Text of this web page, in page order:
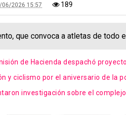
06/2026 15:57 189
que convoca a atletas de todo
de Hacienda despachó
y ciclismo por el aniversario de la
investigación sobre el